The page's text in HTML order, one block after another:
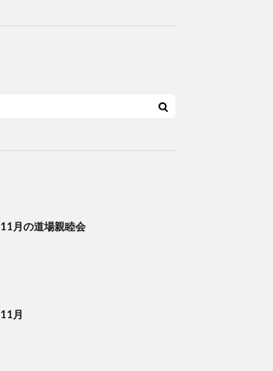
11月の道場親睦会
11月